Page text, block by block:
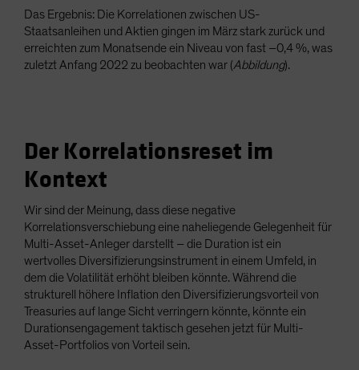
Das Ergebnis: Die Korrelationen zwischen US-
Staatsanleihen und Aktien gingen im März stark zurück und
erreichten zum Monatsende ein Niveau von fast –0,4 %, was
zuletzt Anfang 2022 zu beobachten war (Abbildung).
Der Korrelationsreset im
Kontext
Wir sind der Meinung, dass diese negative
Korrelationsverschiebung eine naheliegende Gelegenheit für
Multi-Asset-Anleger darstellt – die Duration ist ein
wertvolles Diversifizierungsinstrument in einem Umfeld, in
dem die Volatilität erhöht bleiben könnte. Während die
strukturell höhere Inflation den Diversifizierungsvorteil von
Treasuries auf lange Sicht verringern könnte, könnte ein
Durationsengagement taktisch gesehen jetzt für Multi-
Asset-Portfolios von Vorteil sein.